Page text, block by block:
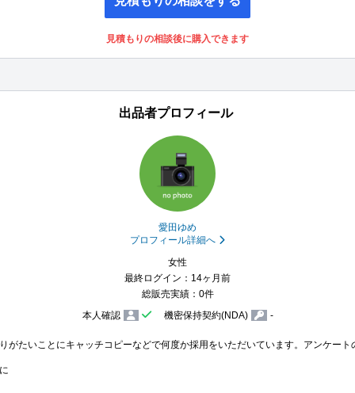
見積もりの相談後に購入できます
出品者プロフィール
愛田ゆめ
プロフィール詳細へ
女性
最終ログイン：14ヶ月前
総販売実績：0件
本人確認
機密保持契約(NDA) -
がたいことにキャッチコピーなどで何度か採用をいただいています。アンケー